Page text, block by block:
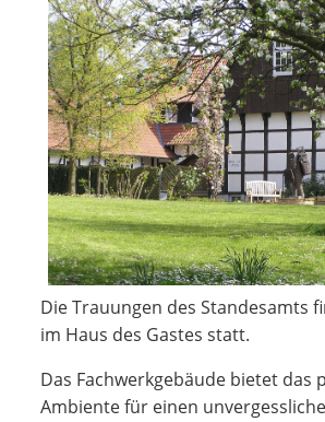
Die Trauungen des Standesamts
im Haus des Gastes statt.
Das Fachwerkgebäude bietet das
Ambiente für einen